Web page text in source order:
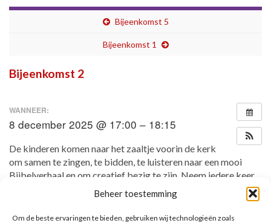
Beheer toestemming
Om de beste ervaringen te bieden, gebruiken wij technologieën zoals
Bijeenkomst 5
Bijeenkomst 1
Bijeenkomst 2
WANNEER:
8 december 2025 @ 17:00 – 18:15
De kinderen komen naar het zaaltje voorin de kerk
om samen te zingen, te bidden, te luisteren naar een mooi
Bijbelverhaal en om creatief bezig te zijn. Neem iedere keer